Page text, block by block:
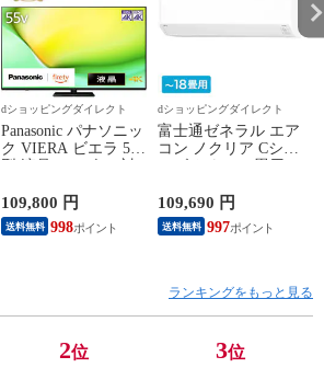
dショッピングダイレクト
Panasonic パナソニッ
ク VIERA ビエラ 55
Youtube Netflix 【配
送のみ 設置なし 軒
先渡し】 ［正規取扱
109,800 円
送料無料 998
dショッピングダイレクト
富士通ゼネラル エア
コン ノクリア Cシリ
ル【配送のみ 設置な
し 軒先渡し】 AS-
C565S2-W
109,690 円
送料無料 997
ランキングをもっと見る
2位 3位